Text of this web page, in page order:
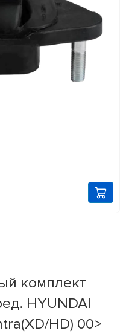
комплект
HYUNDAI
HD) 00>